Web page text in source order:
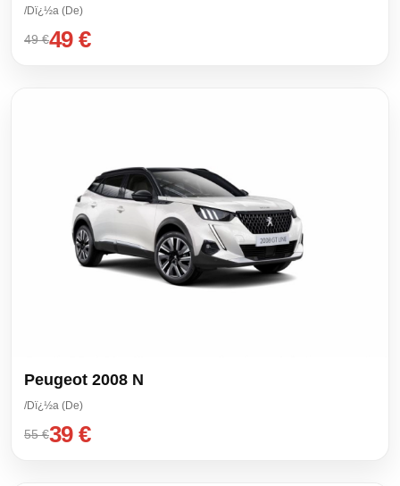
/Dï¿½a (De)
49 €49 €
Peugeot 2008 N
/Dï¿½a (De)
55 €39 €